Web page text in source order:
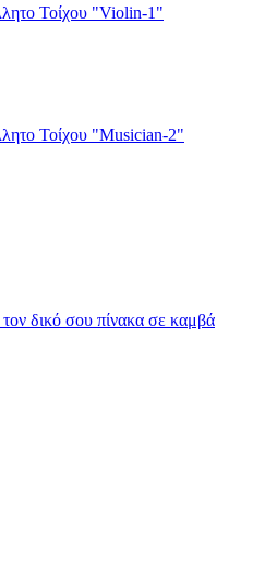
Τοίχου "Violin-1"
Τοίχου "Musician-2"
δικό σου πίνακα σε καμβά